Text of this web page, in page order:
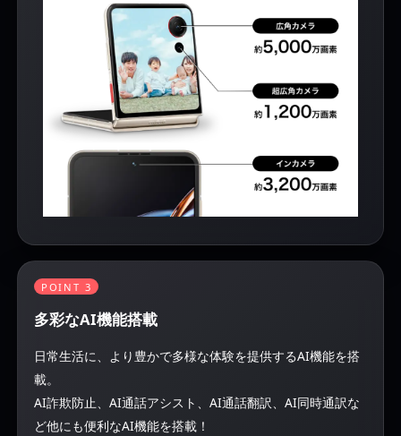
POINT 3
多彩なAI機能搭載
日常生活に、より豊かで多様な体験を提供するAI機能を搭
載。
AI詐欺防止、AI通話アシスト、AI通話翻訳、AI同時通訳な
ど他にも便利なAI機能を搭載！